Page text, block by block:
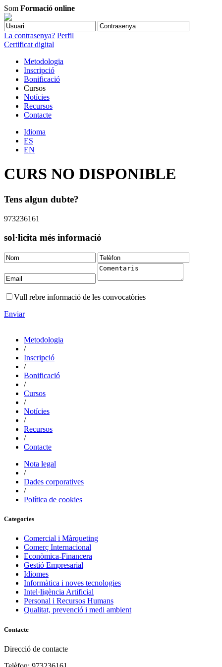
Som Formació online
La contrasenya? Perfil
Certificat digital
Metodologia
Inscripció
Bonificació
Cursos
Notícies
Recursos
Contacte
Idioma
ES
EN
CURS NO DISPONIBLE
Tens algun dubte?
973236161
sol·licita més informació
Vull rebre informació de les convocatòries
Enviar
Metodologia
/
Inscripció
/
Bonificació
/
Cursos
/
Notícies
/
Recursos
/
Contacte
Nota legal
/
Dades corporatives
/
Política de cookies
Categories
Comercial i Màrqueting
Comerç Internacional
Econòmica-Financera
Gestió Empresarial
Idiomes
Informàtica i noves tecnologies
Intel·ligència Artificial
Personal i Recursos Humans
Qualitat, prevenció i medi ambient
Contacte
Direcció de contacte